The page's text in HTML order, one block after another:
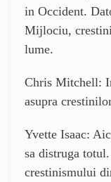
in Occident.
Mijlociu,
lume.
Chris Mitchell:
asupra
Yvette Isaac:
sa distruga
crestinismului